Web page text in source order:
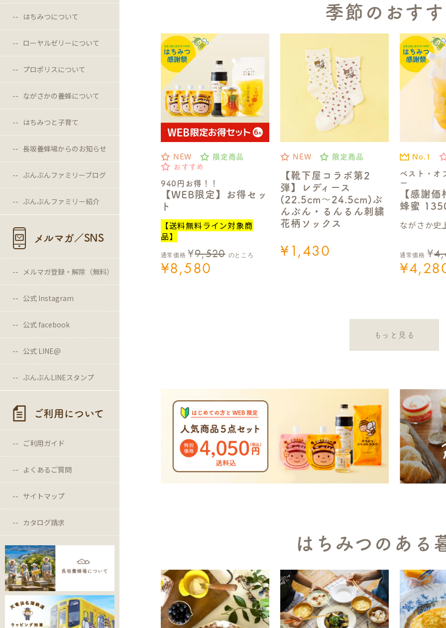
はちみつについて
ローヤルゼリーについて
プロポリスについて
ながさかの養蜂について
はちみつと子育て
長坂養蜂場からのお知らせ
ぶんぶんファミリーブログ
ぶんぶんファミリー紹介
メルマガ／SNS
メルマガ登録・解除（無料）
公式 Instagram
公式 facebook
公式 LINE@
ぶんぶんLINEスタンプ
ご利用について
ご利用ガイド
よくあるご質問
サイトマップ
カタログ請求
季節のおす
NEW
限定商品
おすすめ
940円お得！！
【WEB限定】お得セッ
ト
【送料無料ライン対象商
品】
通常価格 ¥9,520 のところ
¥8,580
NEW 限定商品
【靴下屋コラボ第2
弾】レディース
(22.5cm～24.5cm)ぶ
んぶん・るんるん刺繍
花柄ソックス
¥1,430
No.1
ベスト・オ
ー
【感謝
蜂蜜
ながさか史
通常価格 ¥
¥
もっと見る
はちみつのある